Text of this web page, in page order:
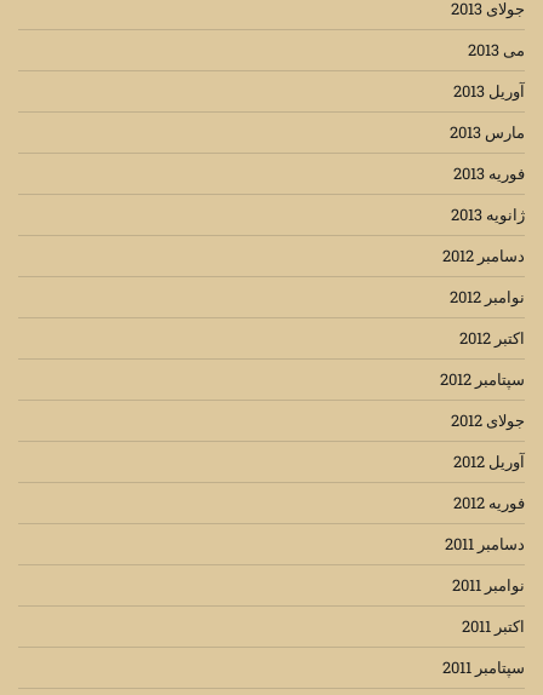
جولای 2013
می 2013
آوریل 2013
مارس 2013
فوریه 2013
ژانویه 2013
دسامبر 2012
نوامبر 2012
اکتبر 2012
سپتامبر 2012
جولای 2012
آوریل 2012
فوریه 2012
دسامبر 2011
نوامبر 2011
اکتبر 2011
سپتامبر 2011